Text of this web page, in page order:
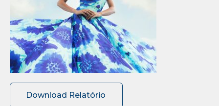
Download Relatório